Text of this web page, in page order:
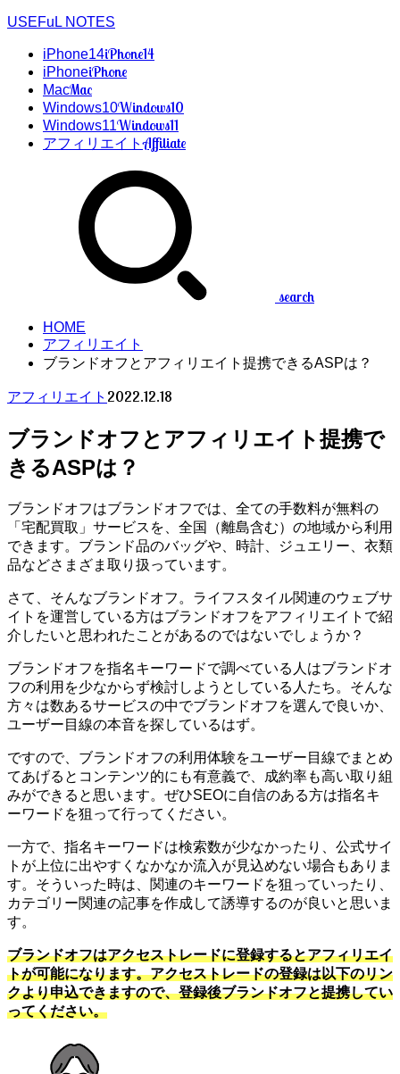
USEFuL NOTES
iPhone14iPhone14
iPhoneiPhone
MacMac
Windows10Windows10
Windows11Windows11
アフィリエイトAffiliate
search
HOME
アフィリエイト
ブランドオフとアフィリエイト提携できるASPは？
アフィリエイト 2022.12.18
ブランドオフとアフィリエイト提携で
きるASPは？
ブランドオフはブランドオフでは、全ての手数料が無料の
「宅配買取」サービスを、全国（離島含む）の地域から利用
できます。ブランド品のバッグや、時計、ジュエリー、衣類
品などさまざま取り扱っています。
さて、そんなブランドオフ。ライフスタイル関連のウェブサ
イトを運営している方はブランドオフをアフィリエイトで紹
介したいと思われたことがあるのではないでしょうか？
ブランドオフを指名キーワードで調べている人はブランドオ
フの利用を少なからず検討しようとしている人たち。そんな
方々は数あるサービスの中でブランドオフを選んで良いか、
ユーザー目線の本音を探しているはず。
ですので、ブランドオフの利用体験をユーザー目線でまとめ
てあげるとコンテンツ的にも有意義で、成約率も高い取り組
みができると思います。ぜひSEOに自信のある方は指名キ
ーワードを狙って行ってください。
一方で、指名キーワードは検索数が少なかったり、公式サイ
トが上位に出やすくなかなか流入が見込めない場合もありま
す。そういった時は、関連のキーワードを狙っていったり、
カテゴリー関連の記事を作成して誘導するのが良いと思いま
す。
ブランドオフはアクセストレードに登録するとアフィリエイ
トが可能になります。アクセストレードの登録は以下のリン
クより申込できますので、登録後ブランドオフと提携してい
ってください。